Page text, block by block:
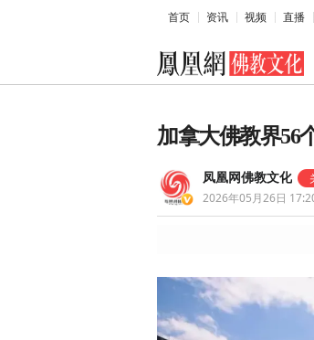
首页 资讯 视频 直播
加拿大佛教界56
凤凰网佛教文化
2026年05月26日